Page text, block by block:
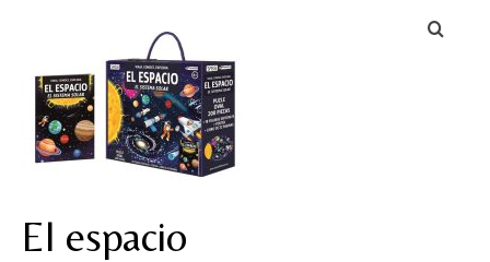
Materiales de juego
Artesanía Waldorf
Hecho a mano
Papelería
El espacio